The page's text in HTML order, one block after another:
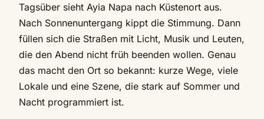
Tagsüber sieht Ayia Napa nach Küstenort aus.
Nach Sonnenuntergang kippt die Stimmung. Dann
füllen sich die Straßen mit Licht, Musik und Leuten,
die den Abend nicht früh beenden wollen. Genau
das macht den Ort so bekannt: kurze Wege, viele
Lokale und eine Szene, die stark auf Sommer und
Nacht programmiert ist.